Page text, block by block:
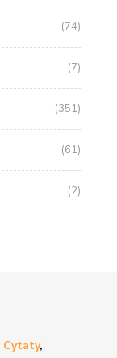
(74)
(7)
(351)
(61)
(2)
Cytaty,